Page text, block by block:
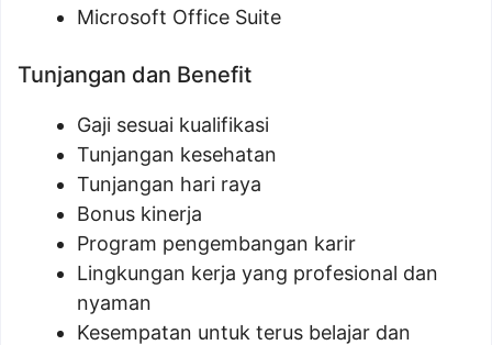
Microsoft Office Suite
Tunjangan dan Benefit
Gaji sesuai kualifikasi
Tunjangan kesehatan
Tunjangan hari raya
Bonus kinerja
Program pengembangan karir
Lingkungan kerja yang profesional dan
nyaman
Kesempatan untuk terus belajar dan